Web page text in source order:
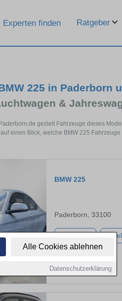
Alle Cookies ablehnen
Datenschutzerklärung
Experten finden Ratgeber
225 in Paderborn
&
gezielt Fahrzeuge dieses
einen Blick, welche BMW 225
BMW 225
Paderborn, 33100
Diesel